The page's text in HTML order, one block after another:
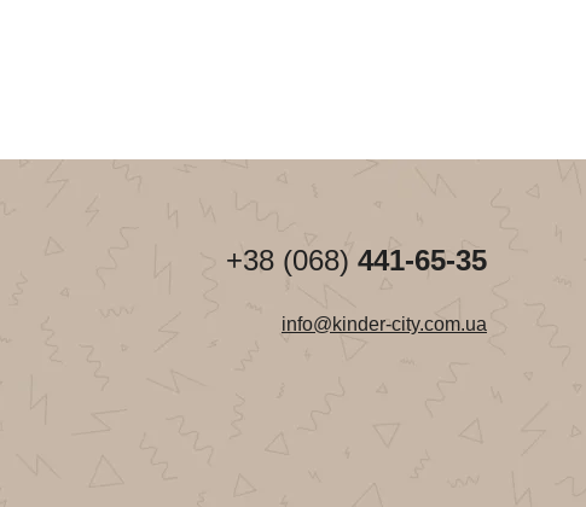
+38 (068) 441-65-35
info@kinder-city.com.ua